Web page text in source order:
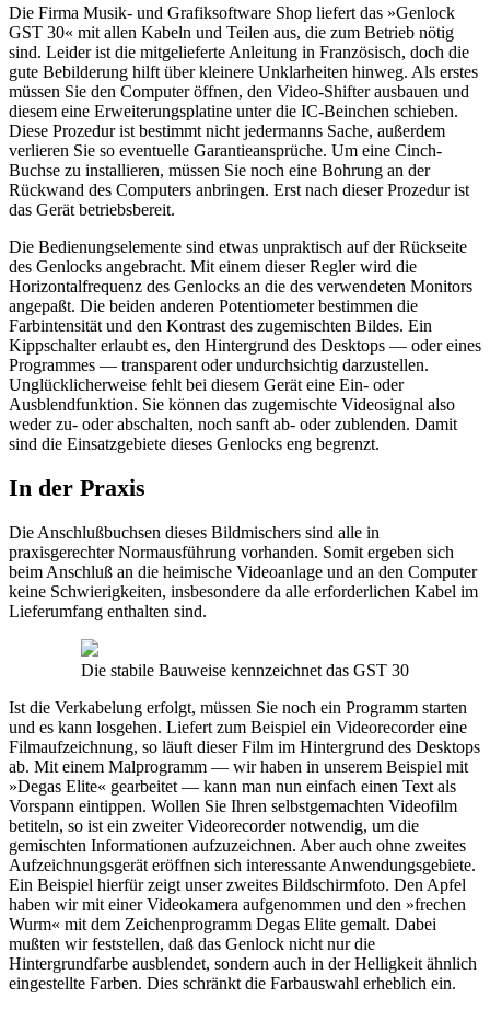
Die Firma Musik- und Grafiksoftware Shop liefert das »Genlock
GST 30« mit allen Kabeln und Teilen aus, die zum Betrieb nötig
sind. Leider ist die mitgelieferte Anleitung in Französisch, doch die
gute Bebilderung hilft über kleinere Unklarheiten hinweg. Als erstes
müssen Sie den Computer öffnen, den Video-Shifter ausbauen und
diesem eine Erweiterungsplatine unter die IC-Beinchen schieben.
Diese Prozedur ist bestimmt nicht jedermanns Sache, außerdem
verlieren Sie so eventuelle Garantieansprüche. Um eine Cinch-
Buchse zu installieren, müssen Sie noch eine Bohrung an der
Rückwand des Computers anbringen. Erst nach dieser Prozedur ist
das Gerät betriebsbereit.
Die Bedienungselemente sind etwas unpraktisch auf der Rückseite
des Genlocks angebracht. Mit einem dieser Regler wird die
Horizontalfrequenz des Genlocks an die des verwendeten Monitors
angepaßt. Die beiden anderen Potentiometer bestimmen die
Farbintensität und den Kontrast des zugemischten Bildes. Ein
Kippschalter erlaubt es, den Hintergrund des Desktops — oder eines
Programmes — transparent oder undurchsichtig darzustellen.
Unglücklicherweise fehlt bei diesem Gerät eine Ein- oder
Ausblendfunktion. Sie können das zugemischte Videosignal also
weder zu- oder abschalten, noch sanft ab- oder zublenden. Damit
sind die Einsatzgebiete dieses Genlocks eng begrenzt.
In der Praxis
Die Anschlußbuchsen dieses Bildmischers sind alle in
praxisgerechter Normausführung vorhanden. Somit ergeben sich
beim Anschluß an die heimische Videoanlage und an den Computer
keine Schwierigkeiten, insbesondere da alle erforderlichen Kabel im
Lieferumfang enthalten sind.
Die stabile Bauweise kennzeichnet das GST 30
Ist die Verkabelung erfolgt, müssen Sie noch ein Programm starten
und es kann losgehen. Liefert zum Beispiel ein Videorecorder eine
Filmaufzeichnung, so läuft dieser Film im Hintergrund des Desktops
ab. Mit einem Malprogramm — wir haben in unserem Beispiel mit
»Degas Elite« gearbeitet — kann man nun einfach einen Text als
Vorspann eintippen. Wollen Sie Ihren selbstgemachten Videofilm
betiteln, so ist ein zweiter Videorecorder notwendig, um die
gemischten Informationen aufzuzeichnen. Aber auch ohne zweites
Aufzeichnungsgerät eröffnen sich interessante Anwendungsgebiete.
Ein Beispiel hierfür zeigt unser zweites Bildschirmfoto. Den Apfel
haben wir mit einer Videokamera aufgenommen und den »frechen
Wurm« mit dem Zeichenprogramm Degas Elite gemalt. Dabei
mußten wir feststellen, daß das Genlock nicht nur die
Hintergrundfarbe ausblendet, sondern auch in der Helligkeit ähnlich
eingestellte Farben. Dies schränkt die Farbauswahl erheblich ein.